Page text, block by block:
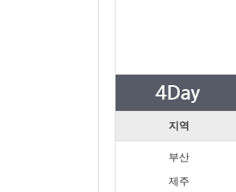
지역
부산
제주